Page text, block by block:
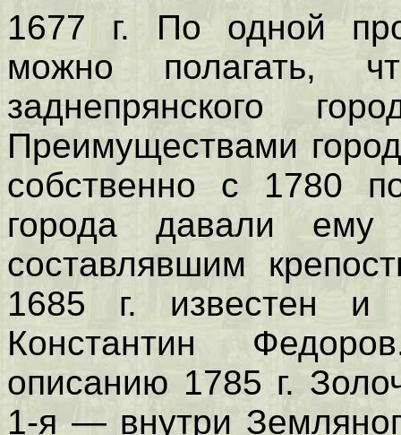
1677 г. По одной
можно полагать,
заднепрянского
Преимуществами
собственно с 1780
города давали
составлявшим
1685 г. известен и
Константин
описанию 1785 г.
1-я — внутри